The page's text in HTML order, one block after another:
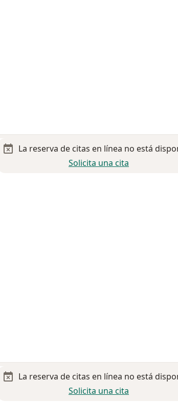
La reserva de citas en línea no está
Solicita una cita
La reserva de citas en línea no está
Solicita una cita